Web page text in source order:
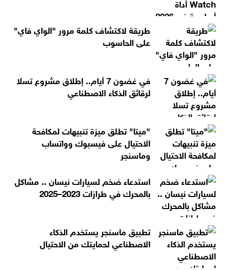
طريقة لاكتشاف كلمة مرور "الواي فاي"
على الحاسوب
في غضون 7 أيام.. إطلاق مشروع تسلا
لرقائق الذكاء الاصطناعي
"ميتا" تطلق ميزة تنبيهات لمكافحة
الاحتيال على فيسبوك وواتساب
وماسنجر
استدعاء ضخم لسيارات نيسان .. مشاكل
بالمحرك في طرازات 2023–2025
تطبيق ماسنجر يستخدم الذكاء
الاصطناعي لحمايتك من الاحتيال